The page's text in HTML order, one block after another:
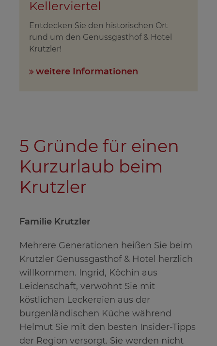
Kellerviertel
Entdecken Sie den historischen Ort
rund um den Genussgasthof & Hotel
Krutzler!
weitere Informationen
5 Gründe für einen
Kurzurlaub beim
Krutzler
Familie Krutzler
Mehrere Generationen heißen Sie beim
Krutzler Genussgasthof & Hotel herzlich
willkommen. Ingrid, Köchin aus
Leidenschaft, verwöhnt Sie mit
köstlichen Leckereien aus der
burgenländischen Küche während
Helmut Sie mit den besten Insider-Tipps
der Region versorgt. Sie werden nicht